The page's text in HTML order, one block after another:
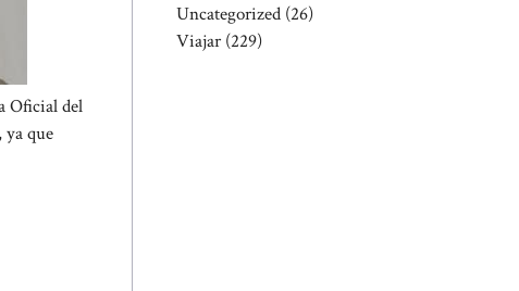
Oficial del
ya que
Uncategorized (26)
Viajar (229)